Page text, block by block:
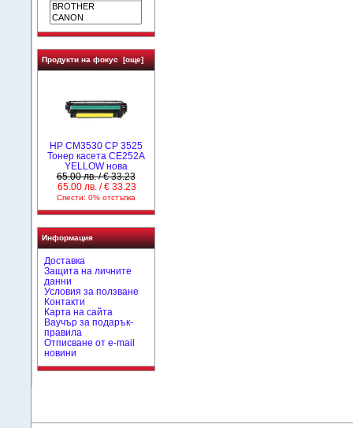
Продукти на фокус [още]
HP CM3530 CP 3525
Тонер касета CE252A
YELLOW нова
65.00 лв. / € 33.23
65.00 лв. / € 33.23
Спести: 0% отстъпка
Информация
Доставка
Защита на личните
данни
Условия за ползване
Контакти
Карта на сайта
Ваучър за подарък-
правила
Отписване от e-mail
новини